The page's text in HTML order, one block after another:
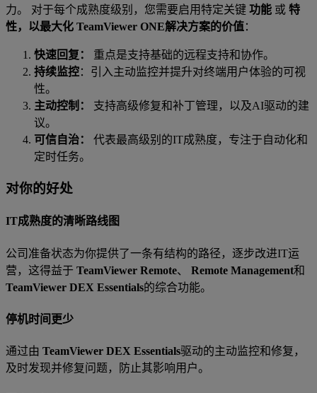
力。 对于每个成熟度级别，您需要启用特定关键 功能 或 特
性，以最大化 TeamViewer ONE解决方案的价值：
快速回复： 重点是支持基础的远程支持和协作。
持续监控：引入主动监控并提升对终端用户体验的可视
性。
主动控制： 支持高级修复和补丁管理，以及AI驱动的建
议。
可信自治： 代表最高级别的IT成熟度，专注于自动化和
定时任务。
对你的好处
IT成熟度的清晰路线图
公司准备状态为你提供了一条有结构的路径，逐步改进IT运
营，这得益于 TeamViewer Remote、 Remote Management和
TeamViewer DEX Essentials的综合功能。
停机时间更少
通过由 TeamViewer DEX Essentials驱动的主动监控和修复，
及时发现并修复问题，防止其影响用户。